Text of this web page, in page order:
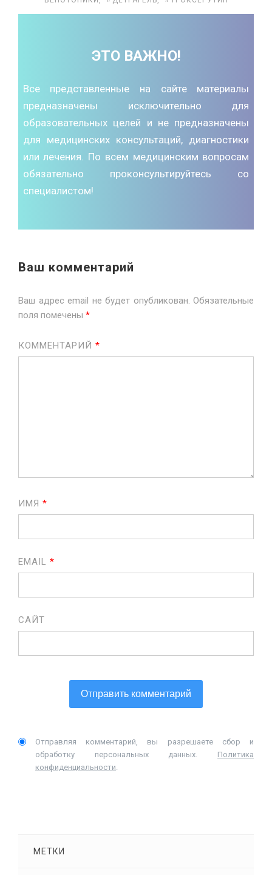
ЭТО ВАЖНО!
Все представленные на сайте материалы
предназначены исключительно для
образовательных целей и не предназначены
для медицинских консультаций, диагностики
или лечения. По всем медицинским вопросам
обязательно проконсультируйтесь со
специалистом!
Ваш комментарий
Ваш адрес email не будет опубликован. Обязательные
поля помечены *
КОММЕНТАРИЙ *
ИМЯ *
EMAIL *
САЙТ
Отправляя комментарий, вы разрешаете сбор и
обработку персональных данных. Политика
конфиденциальности.
МЕТКИ